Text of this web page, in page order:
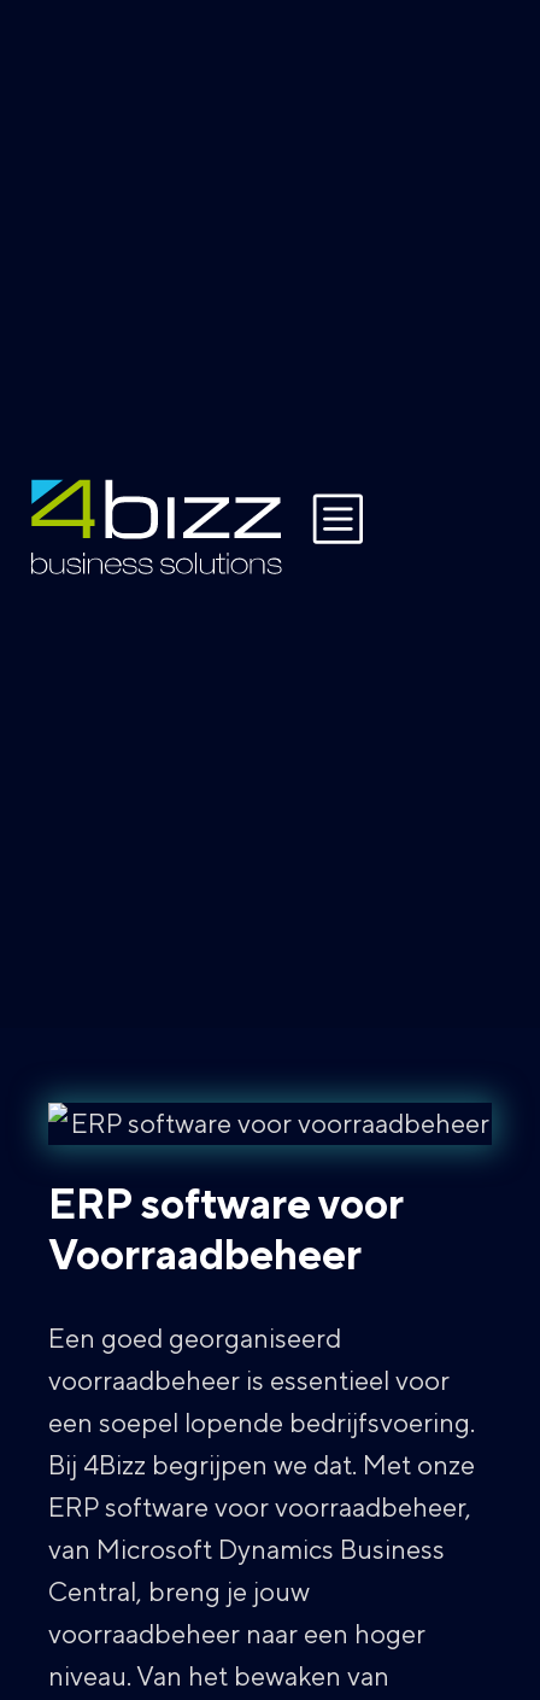
ERP software voor
Voorraadbeheer
Een goed georganiseerd
voorraadbeheer is essentieel voor
een soepel lopende bedrijfsvoering.
Bij 4Bizz begrijpen we dat. Met onze
ERP software voor voorraadbeheer,
van Microsoft Dynamics Business
Central, breng je jouw
voorraadbeheer naar een hoger
niveau. Van het bewaken van